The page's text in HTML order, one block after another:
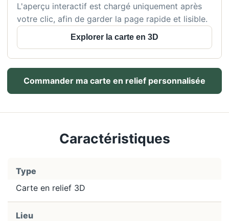
L'aperçu interactif est chargé uniquement après
votre clic, afin de garder la page rapide et lisible.
Explorer la carte en 3D
Commander ma carte en relief personnalisée
Caractéristiques
Type
Carte en relief 3D
Lieu